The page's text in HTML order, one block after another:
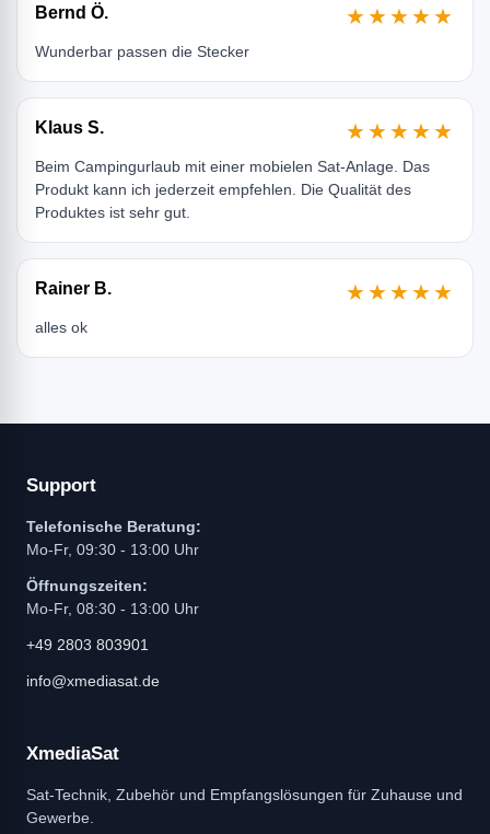
Bernd Ö. ★★★★★
Wunderbar passen die Stecker
Klaus S. ★★★★★
Beim Campingurlaub mit einer mobielen Sat-Anlage. Das
Produkt kann ich jederzeit empfehlen. Die Qualität des
Produktes ist sehr gut.
Rainer B. ★★★★★
alles ok
Support
Telefonische Beratung:
Mo-Fr, 09:30 - 13:00 Uhr
Öffnungszeiten:
Mo-Fr, 08:30 - 13:00 Uhr
+49 2803 803901
info@xmediasat.de
XmediaSat
Sat-Technik, Zubehör und Empfangslösungen für Zuhause und
Gewerbe.